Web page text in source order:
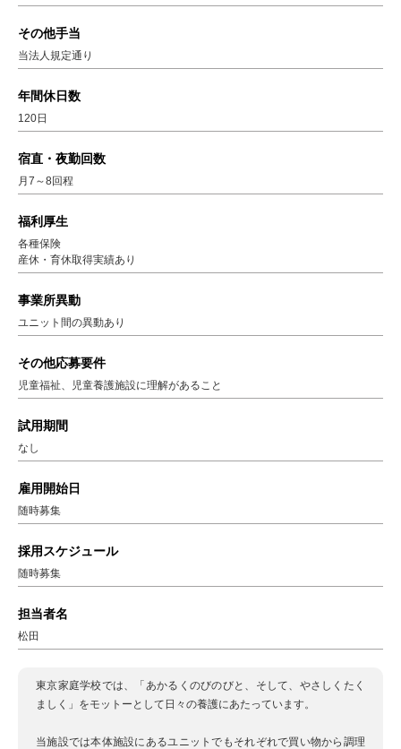
その他手当
当法人規定通り
年間休日数
120日
宿直・夜勤回数
月7～8回程
福利厚生
各種保険
産休・育休取得実績あり
事業所異動
ユニット間の異動あり
その他応募要件
児童福祉、児童養護施設に理解があること
試用期間
なし
雇用開始日
随時募集
採用スケジュール
随時募集
担当者名
松田
東京家庭学校では、「あかるくのびのびと、そして、やさしくたく
ましく」をモットーとして日々の養護にあたっています。
当施設では本体施設にあるユニットでもそれぞれで買い物から調理